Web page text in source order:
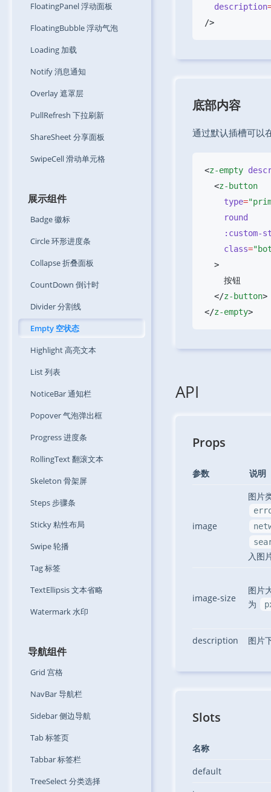
FloatingPanel浮动面板
FloatingBubble浮动气泡
Loading 加载
Notify消息通知
Overlay遮罩层
PullRefresh 下拉刷新
ShareSheet分享面板
SwipeCell滑动单元格
展示组件
Badge徽标
Circle环形进度条
Collapse折叠面板
CountDown 倒计时
Divider分割线
Empty 空状态
Highlight高亮文本
List列表
NoticeBar通知栏
Popover气泡弹出框
Progress进度条
RollingText翻滚文本
Skeleton 骨架屏
Steps步骤条
Sticky粘性布局
Swipe轮播
Tag标签
TextEllipsis文本省略
Watermark水印
导航组件
Grid 宫格
NavBar导航栏
Sidebar侧边导航
Tab标签页
Tabbar标签栏
TreeSelect分类选择
  description
底部内容
通过默认插槽可以
<z-empty
  <
    type
=
:custom-
    class
=
  </
z-button
</z-empty
API
Props
参数 说明
image
图片
入图
image-size
图片
为
description 图片
Slots
名称
default